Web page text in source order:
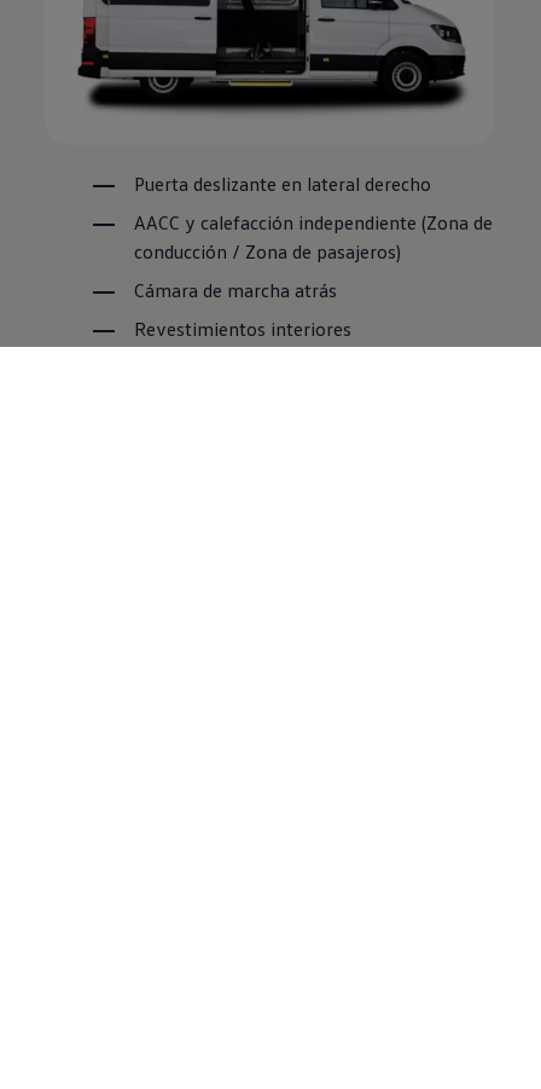
Puerta deslizante en lateral derecho
AACC y calefacción independiente (Zona de
conducción / Zona de pasajeros)
Cámara de marcha atrás
Revestimientos interiores